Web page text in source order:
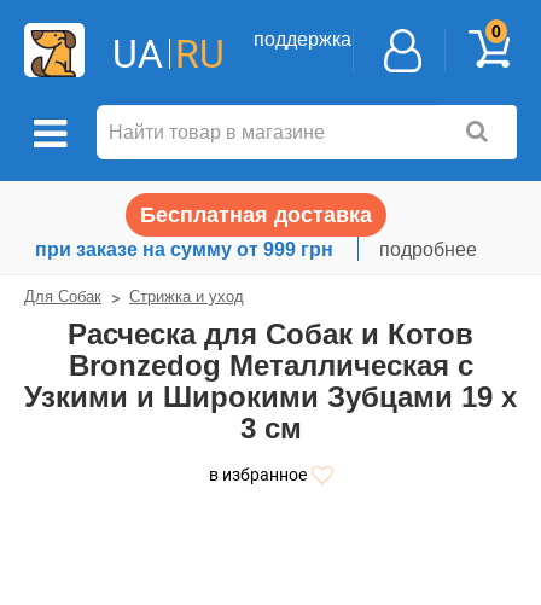
UA RU поддержка 0
Бесплатная доставка
при заказе на сумму от 999 грн подробнее
Для Собак Стрижка и уход
Расческа для Собак и Котов
Bronzedog Металлическая с
Узкими и Широкими Зубцами 19 х
3 см
в избранное